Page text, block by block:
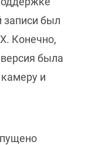
записи был
Конечно,
была
и